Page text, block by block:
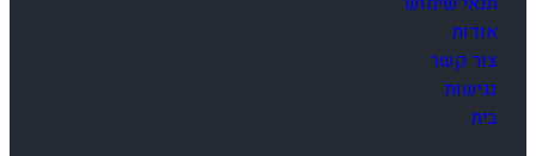
אודות
צור קשר
נגישות
בית